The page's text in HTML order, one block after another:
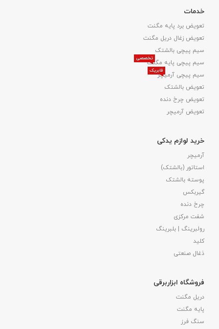
خدمات
تعویض برد پایه مگنت
تعویض زغال دریل مگنت
سیم پیچی بالشتک
سیم پیچی پایه مگنت
تخصصی
سیم پیچی آرمیچر
فابریک
تعویض بالشتک​
تعویض چرخ دنده
تعویض آرمیچر
خرید لوازم یدکی
آرمیچر
استاتور (بالشتک)
پوسته بالشتک
گیربکس
چرخ دنده
شفت مرکزی
رولبرینگ | بلبرینگ
کلید
ذغال صنعتی
فروشگاه ابزاربرقی
دریل مگنت
پایه مگنت
سنگ فرز